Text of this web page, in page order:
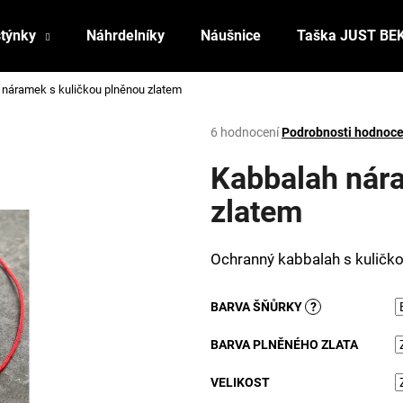
Náhrdelníky Náušnice Taška JUST
náramek s kuličkou plněnou zlatem
Průměrné
produktu
je
z
hvězdiček.
6 hodnoceníPodrobnosti
Kabbalah
zlatem
Ochranný kabbalah s
BARVA ŠŇŮRKY ?
BARVA PLNĚNÉHO ZLATA
VELIKOST
Co potřebujete najít?
HLEDAT